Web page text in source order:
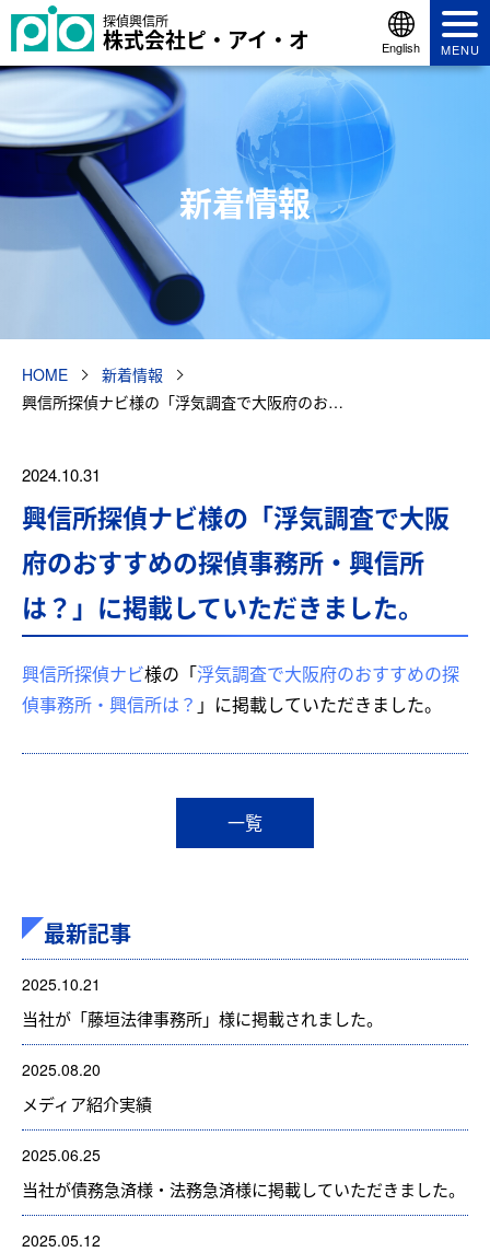
探偵興信所
株式会社ピ・アイ・オ English MENU
新着情報
HOME
新着情報
興信所探偵ナビ様の「浮気調査で大阪府のお…
2024.10.31
興信所探偵ナビ様の「浮気調査で大阪
府のおすすめの探偵事務所・興信所
は？」に掲載していただきました。
興信所探偵ナビ様の「浮気調査で大阪府のおすすめの探
偵事務所・興信所は？ 」に掲載していただきました。
一覧
最新記事
2025.10.21
当社が「藤垣法律事務所」様に掲載されました。
2025.08.20
メディア紹介実績
2025.06.25
当社が債務急済様・法務急済様に掲載していただきました。
2025.05.12